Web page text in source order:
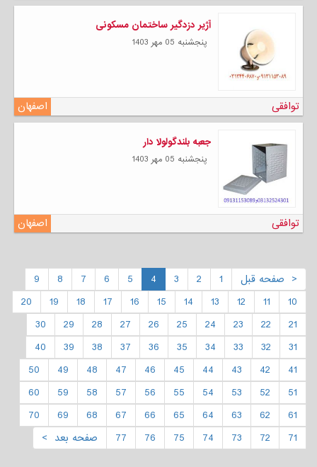
آژیر دزدگیر ساختمان مسکونی
پنجشنبه 05 مهر 1403
اصفهان توافقی
جعبه بلندگولولا دار
پنجشنبه 05 مهر 1403
اصفهان توافقی
< صفحه قبل 1
2
3
4
5
6
7
8
9
10
11
12
13
14
15
16
17
18
19
20
21
22
23
24
25
26
27
28
29
30
31
32
33
34
35
36
37
38
39
40
41
42
43
44
45
46
47
48
49
50
51
52
53
54
55
56
57
58
59
60
61
62
63
64
65
66
67
68
69
70
71
72
73
74
75
76
77 صفحه بعد >